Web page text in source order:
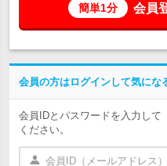
簡単1分 会員
会員の方はログインして気にな
会員IDとパスワードを入力して
ください。